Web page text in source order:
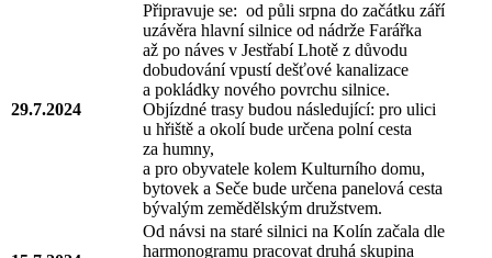
29.7.2024
Připravuje se: od půli srpna do začátku září
uzávěra hlavní silnice od nádrže Farářka
až po náves v Jestřabí Lhotě z důvodu
dobudování vpustí dešťové kanalizace
a pokládky nového povrchu silnice.
Objízdné trasy budou následující: pro ulici
u hřiště a okolí bude určena polní cesta
za humny,
a pro obyvatele kolem Kulturního domu,
bytovek a Seče bude určena panelová cesta
bývalým zemědělským družstvem.
Od návsi na staré silnici na Kolín začala dle
harmonogramu pracovat druhá skupina